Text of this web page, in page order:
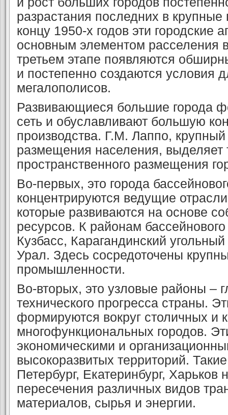
разрастания последних в крупные
концу 1950-х годов эти городские
основным элементом расселения
третьем этапе появляются
и постепенно создаются условия
мегалополисов.
Развивающиеся большие города
сеть и обуслав­ливают большую
производства. Г.М. Лаппо,
размещения населения, выделяет
пространственного размещения
Во-первых, это города
концентрируются ведущие
которые развиваются на основе
ресурсов. К районам
Кузбасс, Карагандинский
Урал. Здесь сосредоточены
промышленности.
Во-вторых, это узловые районы –
технического прогресса страны.
формируются вокруг столичных и
многофункциональных городов.
экономическими и
высокоразвитых территорий.
Петербург, Екатеринбург, Харьков
пересечения различных видов
материалов, сырья и энергии.